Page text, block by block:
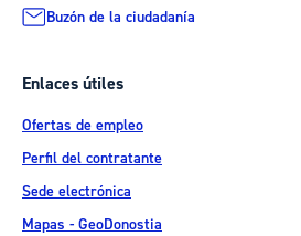
Buzón de la ciudadanía
Enlaces útiles
Ofertas de empleo
Perfil del contratante
Sede electrónica
Mapas - GeoDonostia